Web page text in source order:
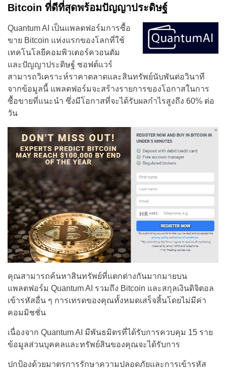
Bitcoin ที่ดีที่สุดพร้อมปัญญาประดิษฐ์
Quantum AI เป็นแพลตฟอร์มการซื้อ
ขาย Bitcoin แห่งแรกของโลกที่ใช้
เทคโนโลยีคอมพิวเตอร์ควอนตัม
และปัญญาประดิษฐ์ ซอฟต์แวร์
สามารถวิเคราะห์ราคาตลาดและสินทรัพย์นับพันต่อวินาที
จากข้อมูลนี้ แพลตฟอร์มจะสร้างรายการของโอกาสในการ
ซื้อขายที่แนะนำ ซึ่งมีโอกาสที่จะได้รับผลกำไรสูงถึง 60% ต่อ
วัน
คุณสามารถค้นหาสินทรัพย์ที่แตกต่างกันมากมายบน
แพลตฟอร์ม Quantum AI รวมถึง Bitcoin และสกุลเงินดิจิตอล
เข้ารหัสอื่น ๆ การเทรดของคุณทั้งหมดเสร็จสิ้นโดยไม่มีค่า
คอมมิชชั่น
เนื่องจาก Quantum AI มีพันธมิตรที่ได้รับการควบคุม 15 ราย
ข้อมูลส่วนบุคคลและทรัพย์สินของคุณจะได้รับการ
ปกป้องด้วยมาตรการรักษาความปลอดภัยและการเข้ารหัส